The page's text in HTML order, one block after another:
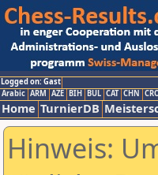
Logged on: Gast
Arabic ARM AZE BIH BUL CAT CHN
Home TurnierDB
Hinweis: